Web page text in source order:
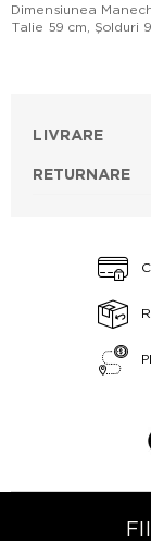
Dimensiunea
Talie 59 cm, Şolduri
LIVRARE
RETURNARE